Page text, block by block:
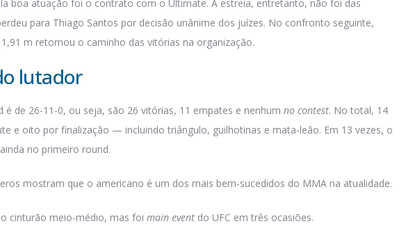
boa atuação foi o contrato com o Ultimate. A estreia, entretanto, não foi das
para Thiago Santos por decisão unânime dos juízes. No confronto seguinte,
m retomou o caminho das vitórias na organização.
lutador
é de 26-11-0, ou seja, são 26 vitórias, 11 empates e nenhum no contest. No total, 14
e oito por finalização — incluindo triângulo, guilhotinas e mata-leão. Em 13 vezes, o
no primeiro round.
mostram que o americano é um dos mais bem-sucedidos do MMA na atualidade.
cinturão meio-médio, mas foi main event do UFC em três ocasiões.